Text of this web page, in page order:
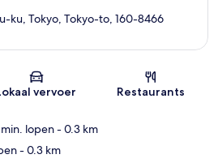
Kaart
ku, Tokyo, Tokyo-to, 160-8466
vervoer Restaurants
lopen- 0.3 km
- 0.3 km